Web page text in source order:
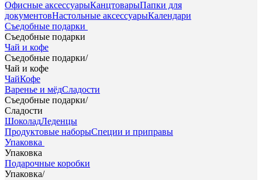
Офисные аксессуарыКанцтоварыПапки для
документовНастольные аксессуарыКалендари
Съедобные подарки
Съедобные подарки
Чай и кофе
Съедобные подарки/
Чай и кофе
ЧайКофе
Варенье и мёдСладости
Съедобные подарки/
Сладости
ШоколадЛеденцы
Продуктовые наборыСпеции и приправы
Упаковка
Упаковка
Подарочные коробки
Упаковка/